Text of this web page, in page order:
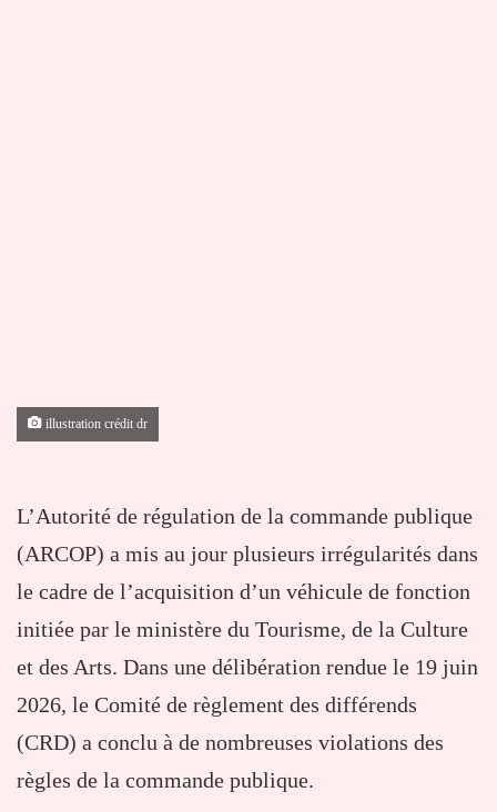
illustration crédit dr
L’Autorité de régulation de la commande publique
(ARCOP) a mis au jour plusieurs irrégularités dans
le cadre de l’acquisition d’un véhicule de fonction
initiée par le ministère du Tourisme, de la Culture
et des Arts. Dans une délibération rendue le 19 juin
2026, le Comité de règlement des différends
(CRD) a conclu à de nombreuses violations des
règles de la commande publique.